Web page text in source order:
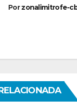
Porzonalimitrofe-